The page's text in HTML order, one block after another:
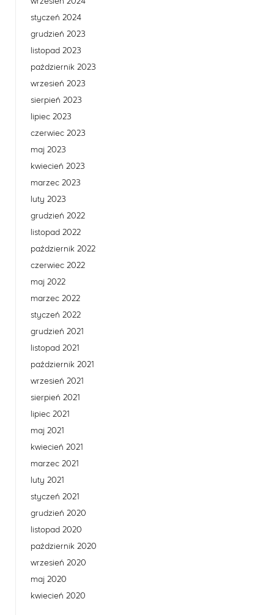
styczeń 2024
grudzień 2023
listopad 2023
październik 2023
wrzesień 2023
sierpień 2023
lipiec 2023
czerwiec 2023
maj 2023
kwiecień 2023
marzec 2023
luty 2023
grudzień 2022
listopad 2022
październik 2022
czerwiec 2022
maj 2022
marzec 2022
styczeń 2022
grudzień 2021
listopad 2021
październik 2021
wrzesień 2021
sierpień 2021
lipiec 2021
maj 2021
kwiecień 2021
marzec 2021
luty 2021
styczeń 2021
grudzień 2020
listopad 2020
październik 2020
wrzesień 2020
maj 2020
kwiecień 2020